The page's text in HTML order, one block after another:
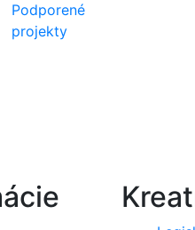
Podporené
projekty